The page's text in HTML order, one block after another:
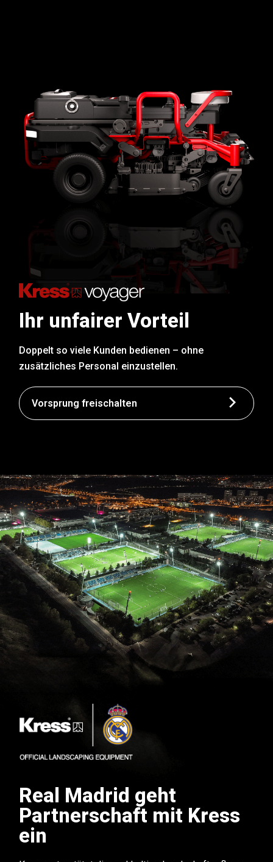
Ihr unfairer Vorteil
Doppelt so viele Kunden bedienen – ohne
zusätzliches Personal einzustellen.
Vorsprung freischalten
Real Madrid geht
Partnerschaft mit Kress
ein